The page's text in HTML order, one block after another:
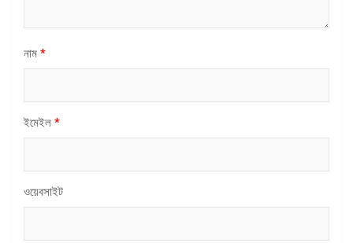
নাম *
ইমেইল *
ওয়েবসাইট